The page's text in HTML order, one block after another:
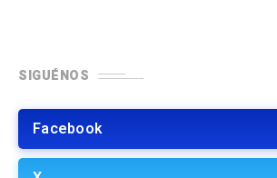
SIGUÉNOS
Facebook